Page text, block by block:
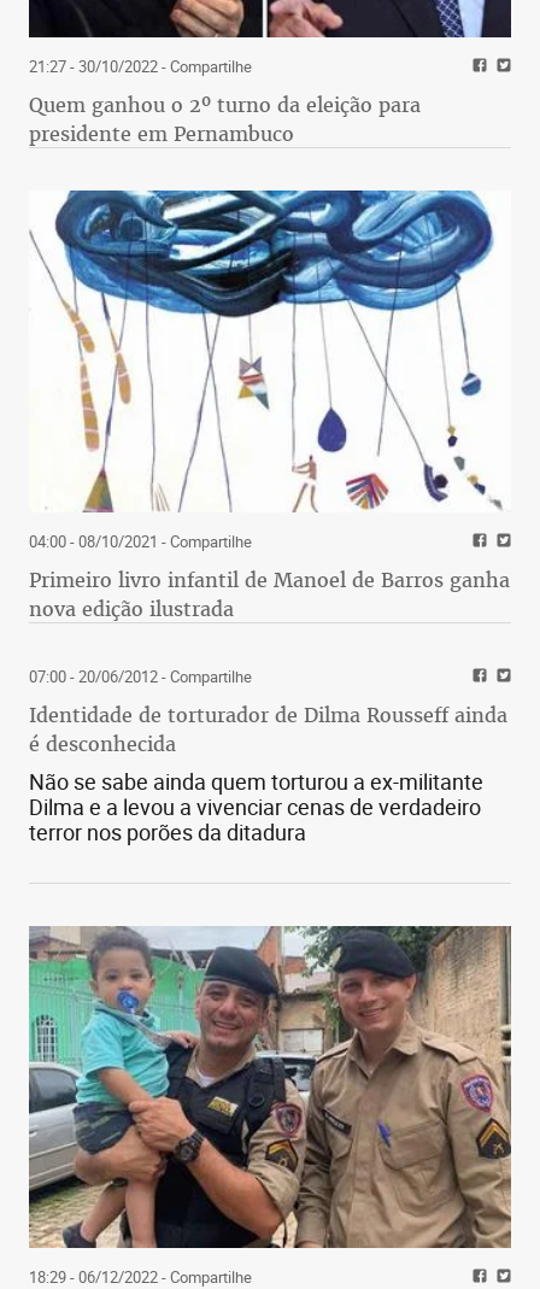
21:27 - 30/10/2022- Compartilhe
Quem ganhou o 2º turno da eleição para
presidente em Pernambuco
04:00 - 08/10/2021 - Compartilhe
Primeiro livro infantil de Manoel de Barros ganha
nova edição ilustrada
07:00 - 20/06/2012- Compartilhe
Identidade de torturador de Dilma Rousseff ainda
é desconhecida
Não se sabe ainda quem torturou a ex-militante
Dilma e a levou a vivenciar cenas de verdadeiro
terror nos porões da ditadura
18:29 - 06/12/2022- Compartilhe